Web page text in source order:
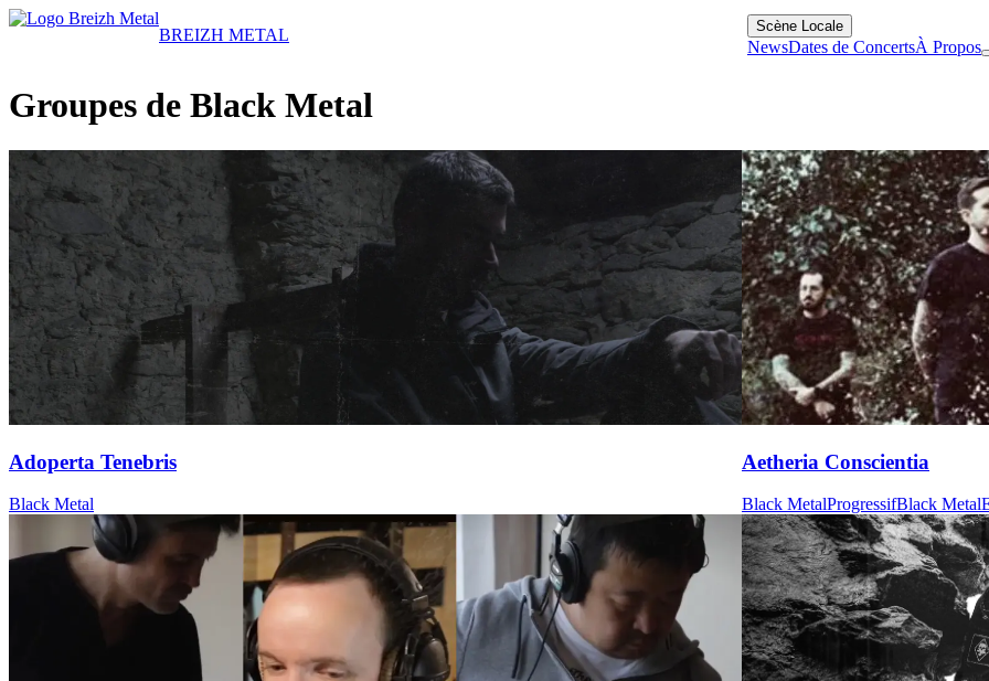
BREIZH METAL Scène Locale
NewsDates de ConcertsÀ Propos
Groupes de Black Metal
Adoperta Tenebris
Black Metal
Aetheria Conscientia
Black MetalProgressifBlack Metal